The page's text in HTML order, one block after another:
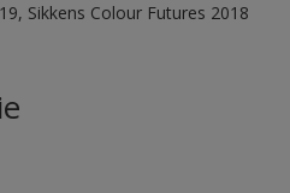
Sikkens Colour Futures 2018